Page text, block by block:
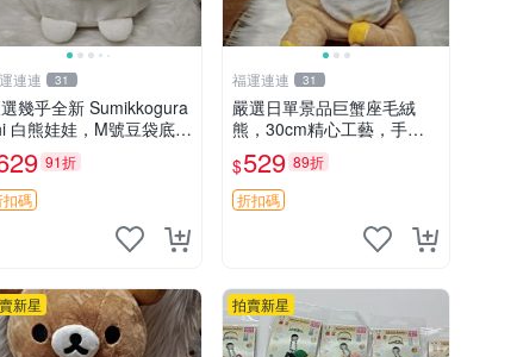
連連 31
幾乎全新 Sumikkogura
白熊娃娃，M號豆袋底
，穩固不易倒，毛絨布標
，極致軟糯手感，精工
值得典藏，尺寸24c
收藏佳品贈禮
91折
扣碼
福運連連 31
嚴選日單景品巨蟹座毛絨
熊，30cm精心工藝，手感
軟糯推薦收藏送人 巨蟹座
毛絨玩具 精緻做工
$529 89折
折扣碼
新星 拍賣新星